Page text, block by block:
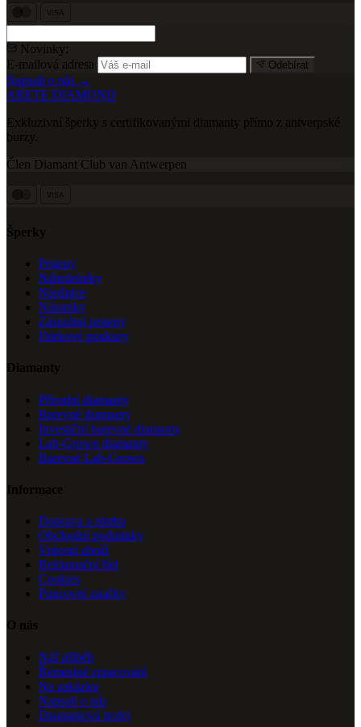
Novinky:
E-mailová adresa
Odebírat
Napsali o nás →
ARETE DIAMOND
Exkluzivní šperky s certifikovanými diamanty přímo z antverpské
burzy.
Člen Diamant Club van Antwerpen
Šperky
Prsteny
Náhrdelníky
Náušnice
Náramky
Zásnubní prsteny
Dárkové poukazy
Diamanty
Přírodní diamanty
Barevné diamanty
Investiční barevné diamanty
Lab-Grown diamanty
Barevné Lab-Grown
Informace
Doprava a platba
Obchodní podmínky
Vrácení zboží
Reklamační řád
Cookies
Puncovní značky
O nás
Náš příběh
Řemeslné zpracování
Na zakázku
Napsali o nás
Diamantová trofej